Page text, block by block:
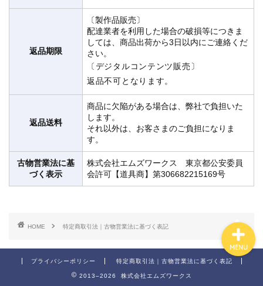
返品期限
〔製作品販売〕
配達業者を利用した場合の破損等につきま
しては、商品出荷から3日以内にご連絡くだ
さい。
〔デジタルコンテンツ販売〕
返品不可となります。
返品送料
商品に欠陥がある場合は、弊社で負担いた
します。
それ以外は、お客さまのご負担になりま
す。
古物営業法に基
づく表示
株式会社エムズワークス 東京都公安委員
会許可【道具商】第306682215169号
HOME 特定商取引法｜古物営業法に基づく表記
プライバシーポリシー 特定商取引法｜古物営業法に基づく表記
2013–2026 株式会社エムズワークス
MENU
ホーム
会社概要
事業内容
アクセス